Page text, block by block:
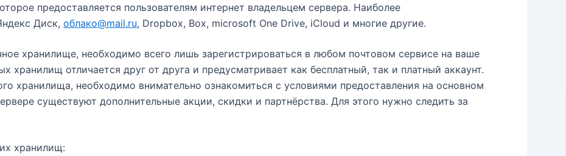
предоставляется пользователям интернет владельцем сервера. Наиболее
Диск, облако@mail.ru, Dropbox, Box, microsoft One Drive, iCloud и многие другие.
хранилище, необходимо всего лишь зарегистрироваться в любом почтовом сервисе на ваше
хранилищ отличается друг от друга и предусматривает как бесплатный, так и платный аккаунт.
хранилища, необходимо внимательно ознакомиться с условиями предоставления на основном
существуют дополнительные акции, скидки и партнёрства. Для этого нужно следить за
хранилищ: